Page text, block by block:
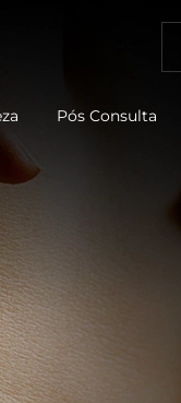
Pós Consulta